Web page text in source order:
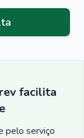
facilita
pelo serviço